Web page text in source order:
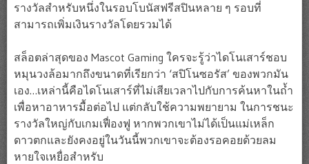
รางวัลสำหรับหนึ่งในรอบโบนัสฟรีสปินหลาย ๆ รอบที่
สามารถเพิ่มเงินรางวัลโดยรวมได้
สล็อตล่าสุดของ Mascot Gaming ใครจะรู้ว่าไดโนเสาร์ชอบ
หมุนวงล้อมากถึงขนาดที่เรียกว่า ‘สปิโนซอรัส’ ของพวกมัน
เอง…เหล่านี้คือไดโนเสาร์ที่ไม่เสียเวลาไปกับการค้นหาในถ้ำ
เพื่อหาอาหารมื้อต่อไป แต่กลับใช้ความพยายาม ในการชนะ
รางวัลใหญ่กับเกมเฟื่องฟู หากพวกเขาไม่ได้เป็นแม่เหล็ก
ดาวตกและยังคงอยู่ในวันนี้พวกเขาจะต้องรอคอยด้วยลม
หายใจเหยื่อสำหรับ